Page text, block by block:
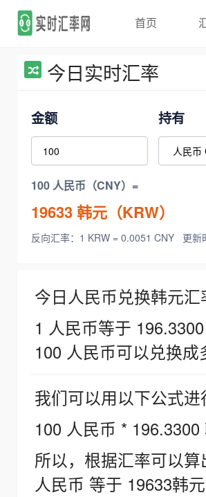
首页
今日实时汇率
金额 持有
100 人民币（CNY）=
19633韩元（KRW）
反向汇率：1 KRW = 0.0051 CNY 更新
今日人民币兑换韩元汇
1 人民币等于
100 人民币可以兑换成
我们可以用以下公式进
100 人民币 *
所以，根据汇率可以
人民币 等于 19633韩